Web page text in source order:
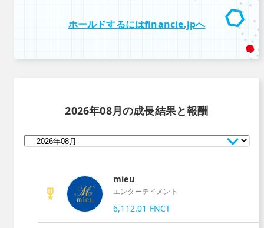
ホールドするにはfinancie.jpへ
2026年08月の成長結果と報酬
mieu
エンターテイメント
6,112.01 FNCT